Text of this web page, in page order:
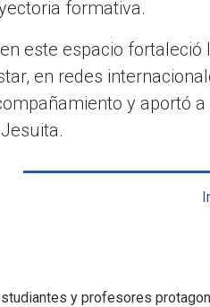
formativa.
este espacio
en redes
y aportó
y profesores